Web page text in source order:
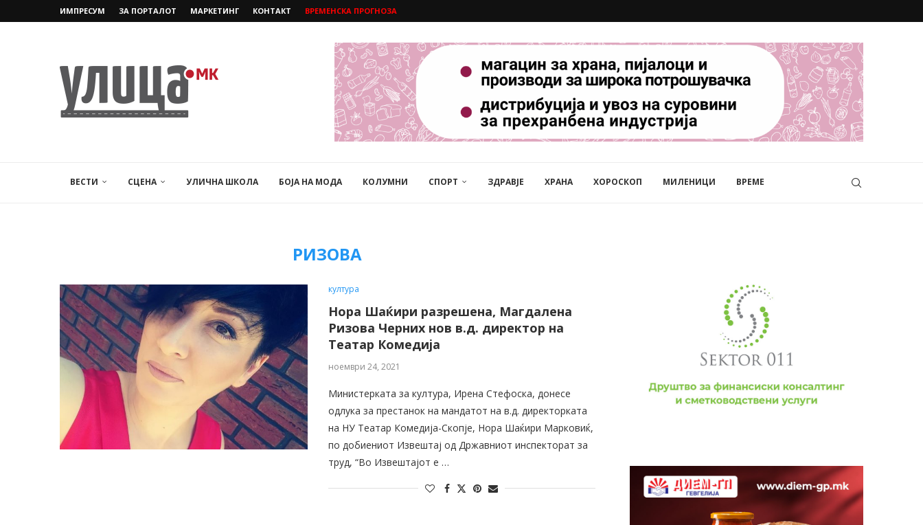
ИМПРЕСУМ ЗА ПОРТАЛОТ МАРКЕТИНГ КОНТАКТ ВРЕМЕНСКА ПРОГНОЗА
ВЕСТИ СЦЕНА УЛИЧНА ШКОЛА БОЈА НА МОДА КОЛУМНИ СПОРТ ЗДРАВЈЕ ХРАНА ХОРОСКОП МИЛЕНИЦИ ВРЕМЕ
РИЗОВА
култура
Нора Шаќири разрешена, Магдалена
Ризова Черних нов в.д. директор на
Театар Комедија
ноември 24, 2021
Министерката за култура, Ирена Стефоска, донесе
одлука за престанок на мандатот на в.д. директорката
на НУ Театар Комедија-Скопје, Нора Шаќири Марковиќ,
по добиениот Извештај од Државниот инспекторат за
труд, “Во Извештајот е …